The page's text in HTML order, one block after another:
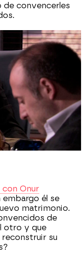
de convencerles
con Onur
embargo él se
matrimonio.
de
otro y que
reconstruir su